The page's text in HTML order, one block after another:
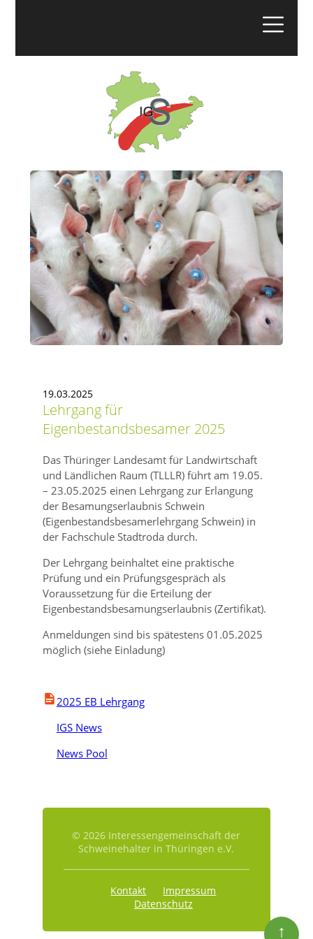
19.03.2025
Lehrgang für
Eigenbestandsbesamer 2025
Das Thüringer Landesamt für Landwirtschaft
und Ländlichen Raum (TLLLR) führt am 19.05.
– 23.05.2025 einen Lehrgang zur Erlangung
der Besamungserlaubnis Schwein
(Eigenbestandsbesamerlehrgang Schwein) in
der Fachschule Stadtroda durch.
Der Lehrgang beinhaltet eine praktische
Prüfung und ein Prüfungsgespräch als
Voraussetzung für die Erteilung der
Eigenbestandsbesamungserlaubnis (Zertifikat).
Anmeldungen sind bis spätestens 01.05.2025
möglich (siehe Einladung)
2025 EB Lehrgang
IGS News
News Pool
© 2026 Interessengemeinschaft der
Schweinehalter in Thüringen e.V.
Kontakt
Impressum
Datenschutz
↑